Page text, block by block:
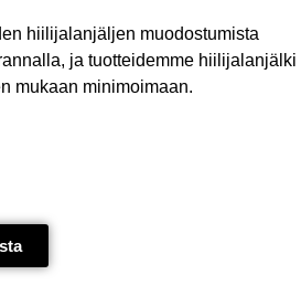
hiilijalanjäljen muodostumista
ja tuotteidemme hiilijalanjälki
mukaan minimoimaan.